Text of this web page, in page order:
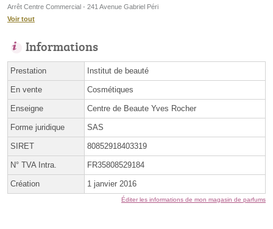
Arrêt Centre Commercial - 241 Avenue Gabriel Péri
Voir tout
Informations
Prestation Institut de beauté
En vente Cosmétiques
Enseigne Centre de Beaute Yves Rocher
Forme juridique SAS
SIRET 80852918403319
N° TVA Intra. FR35808529184
Création 1 janvier 2016
Éditer les informations de mon magasin de parfums